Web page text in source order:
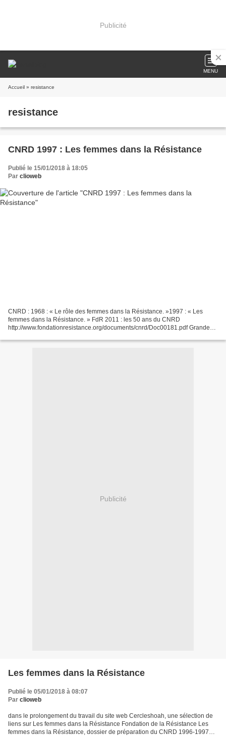
Publicité
MENU
Accueil » resistance
resistance
CNRD 1997 : Les femmes dans la Résistance
Publié le 15/01/2018 à 18:05
Par clioweb
CNRD : 1968 : « Le rôle des femmes dans la Résistance. »1997 : « Les
femmes dans la Résistance. » FdR 2011 : les 50 ans du CNRD
http://www.fondationresistance.org/documents/cnrd/Doc00181.pdf Grandes
Publicité
Les femmes dans la Résistance
Publié le 05/01/2018 à 08:07
Par clioweb
dans le prolongement du travail du site web Cercleshoah, une sélection de
liens sur Les femmes dans la Résistance Fondation de la Résistance Les
femmes dans la Résistance, dossier de préparation du CNRD 1996-1997